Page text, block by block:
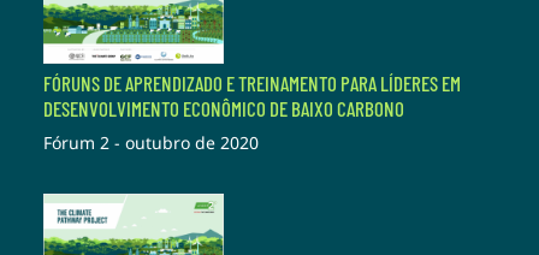
FÓRUNS DE APRENDIZADO E TREINAMENTO PARA LÍDERES EM
DESENVOLVIMENTO ECONÔMICO DE BAIXO CARBONO
Fórum 2 - outubro de 2020